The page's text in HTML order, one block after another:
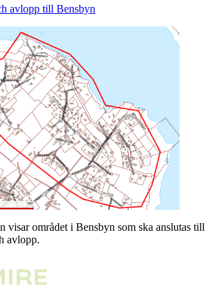
avlopp till Bensbyn
visar området i Bensbyn som ska anslutas till
avlopp.